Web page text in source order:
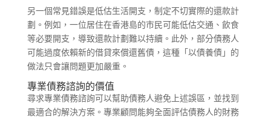
另一個常見錯誤是低估生活開支，制定不切實際的還款計
劃。例如，一位居住在香港島的市民可能低估交通、飲食
等必要開支，導致還款計劃難以持續。此外，部分債務人
可能過度依賴新的借貸來償還舊債，這種「以債養債」的
做法只會讓問題更加嚴重。
專業債務諮詢的價值
尋求專業債務諮詢可以幫助債務人避免上述誤區，並找到
最適合的解決方案。專業顧問能夠全面評估債務人的財務